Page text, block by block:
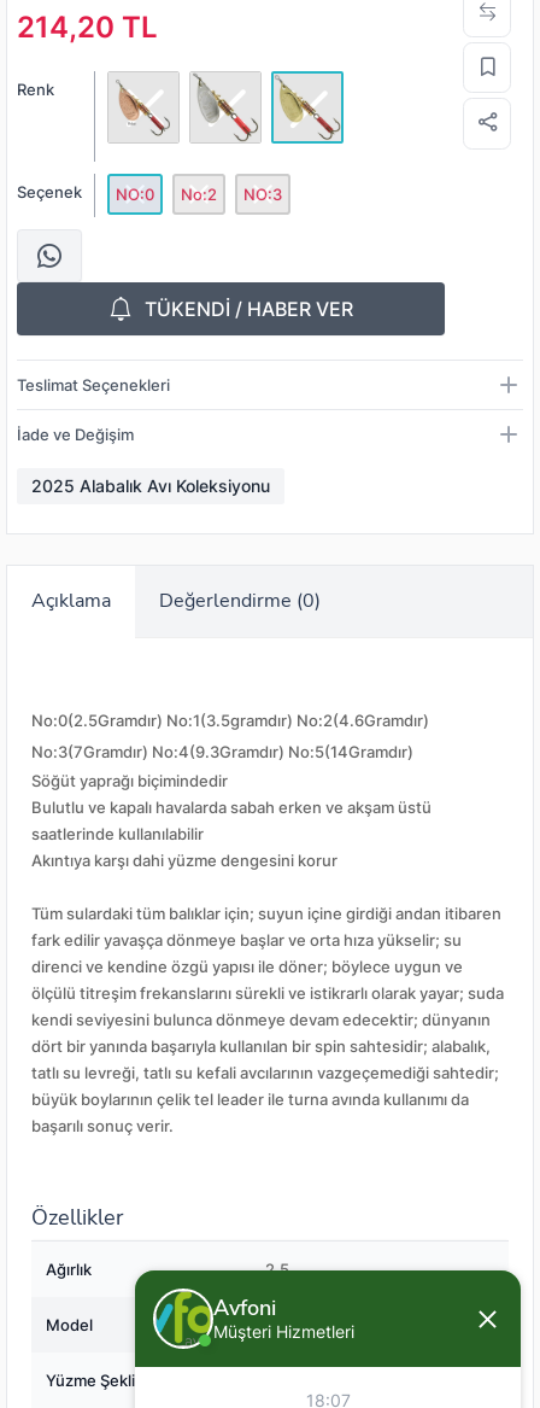
214,20 TL
Renk
Seçenek NO:0 No:2 NO:3
TÜKENDİ / HABER VER
Teslimat Seçenekleri
İade ve Değişim
2025 Alabalık Avı Koleksiyonu
Açıklama Değerlendirme (0)
No:0(2.5Gramdır) No:1(3.5gramdır) No:2(4.6Gramdır)
No:3(7Gramdır) No:4(9.3Gramdır) No:5(14Gramdır)
Söğüt yaprağı biçimindedir
Bulutlu ve kapalı havalarda sabah erken ve akşam üstü
saatlerinde kullanılabilir
Akıntıya karşı dahi yüzme dengesini korur
Tüm sulardaki tüm balıklar için; suyun içine girdiği andan itibaren
fark edilir yavaşça dönmeye başlar ve orta hıza yükselir; su
direnci ve kendine özgü yapısı ile döner; böylece uygun ve
ölçülü titreşim frekanslarını sürekli ve istikrarlı olarak yayar; suda
kendi seviyesini bulunca dönmeye devam edecektir; dünyanın
dört bir yanında başarıyla kullanılan bir spin sahtesidir; alabalık,
tatlı su levreği, tatlı su kefali avcılarının vazgeçemediği sahtedir;
büyük boylarının çelik tel leader ile turna avında kullanımı da
başarılı sonuç verir.
Özellikler
Ağırlık 2,5
Model Sarı
Yüzme Şekli
Avfoni
Müşteri Hizmetleri
18:07